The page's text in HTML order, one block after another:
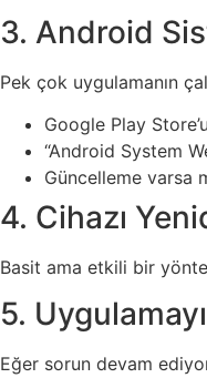
3. Android
Pek çok uygulamanın
Google Play
“Android System
Güncelleme varsa
4. Cihazı
Basit ama etkili bir
5.
Eğer sorun devam